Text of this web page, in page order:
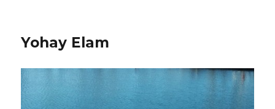
Yohay Elam